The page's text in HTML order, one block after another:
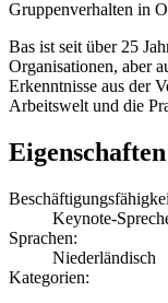
Gruppenverhalten in
Bas ist seit über 25
Organisationen, aber
Erkenntnisse aus der
Arbeitswelt und die
Eigenschaften
Keynote-
Sprachen:
Niederländisch
Kategorien: